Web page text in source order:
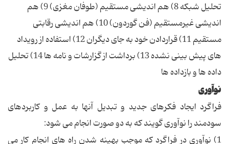
تحلیل شبکه 8) هم اندیشی مستقیم (طوفان مغزی) 9) هم
اندیشی غیرمستقیم (فن گوردون) 10) هم اندیشی رقابتی
مستقیم 11) قراردادن خود به جای دیگران 12) استفاده از رویداد
های پیش بینی نشده 13) برداشت از گزارشات و نامه ها 14) تحلیل
داده ها و بازداده ها
نوآوری
فراگرد ایجاد فکرهای جدید و تبدیل آنها به عمل و کاربردهای
سودمند را نوآوری گویند که به دو صورت انجام می شود:
1) نوآوری در فراگرد که موجب بهینه شدن راه های انجام کار می